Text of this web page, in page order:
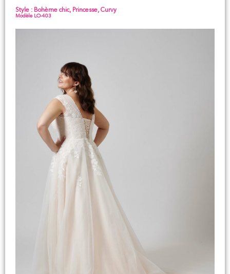
Style : Bohème chic, Princesse, Curvy
Modèle LO-403